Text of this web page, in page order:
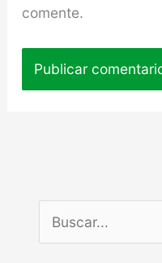
comente.
u